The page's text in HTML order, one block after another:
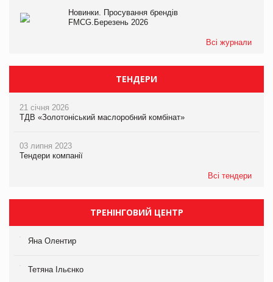
Новинки. Просування брендів
FMCG.Березень 2026
Всі журнали
ТЕНДЕРИ
21 січня 2026
ТДВ «Золотоніський маслоробний комбінат»
03 липня 2023
Тендери компанії
Всі тендери
ТРЕНІНГОВИЙ ЦЕНТР
Яна Олентир
Тетяна Ільєнко